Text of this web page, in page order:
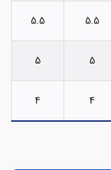
5.5
5.5
5
5
4
4